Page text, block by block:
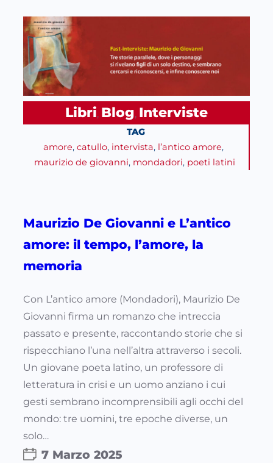
Libri, Blog, Interviste
TAG
amore, catullo, intervista, l’antico amore,
maurizio de giovanni, mondadori, poeti latini
Maurizio De Giovanni e L’antico
amore: il tempo, l’amore, la
memoria
Con L’antico amore (Mondadori), Maurizio De
Giovanni firma un romanzo che intreccia
passato e presente, raccontando storie che si
rispecchiano l’una nell’altra attraverso i secoli.
Un giovane poeta latino, un professore di
letteratura in crisi e un uomo anziano i cui
gesti sembrano incomprensibili agli occhi del
mondo: tre uomini, tre epoche diverse, un
solo…
7 Marzo 2025